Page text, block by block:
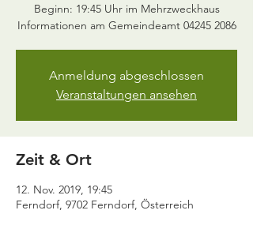
Beginn: 19:45 Uhr im Mehrzweckhaus
Informationen am Gemeindeamt 04245 2086
Anmeldung abgeschlossen
Veranstaltungen ansehen
Zeit & Ort
12. Nov. 2019, 19:45
Ferndorf, 9702 Ferndorf, Österreich